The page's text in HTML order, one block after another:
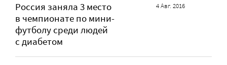
Россия заняла 3 место
в чемпионате по мини-
футболу среди людей
с диабетом
4 Авг. 2016